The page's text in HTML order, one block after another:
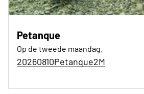
Petanque
Op de tweede maandag.
20260810Petanque2M